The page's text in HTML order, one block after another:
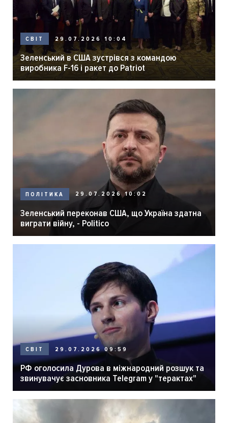
СВІТ 29.07.2026 10:04
Зеленський в США зустрівся з командою
виробника F-16 і ракет до Patriot
ПОЛІТИКА 29.07.2026 10:02
Зеленський переконав США, що Україна здатна
виграти війну, - Politico
СВІТ 29.07.2026 09:59
РФ оголосила Дурова в міжнародний розшук та
звинувачує засновника Telegram у "терактах"